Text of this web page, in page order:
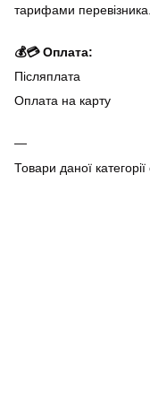
тарифами перевізника.
💰💳 Оплата:
Післяплата
Оплата на карту
Товари даної